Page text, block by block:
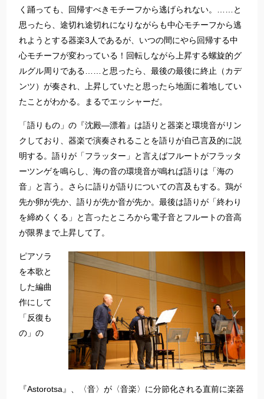
く踊っても、回帰すべきモチーフから逃げられない。……と
思ったら、途切れ途切れになりながらも中心モチーフから逃
れようとする器楽3人であるが、いつの間にやら回帰する中
心モチーフが変わっている！回転しながら上昇する螺旋的グ
ルグル周りである……と思ったら、最後の最後に終止（カデ
ンツ）が奏され、上昇していたと思ったら地面に着地してい
たことがわかる。まるでエッシャーだ。
「語りもの」の『沈殿―漂着』は語りと器楽と環境音がリン
クしており、器楽で演奏されることを語りが自己言及的に説
明する。語りが「フラッター」と言えばフルートがフラッタ
ーツンゲを鳴らし、海の音の環境音が鳴れば語りは「海の
音」と言う。さらに語りが語りについての言及もする。鶏が
先か卵が先か、語りが先か音が先か。最後は語りが「終わり
を締めくくる」と言ったところから電子音とフルートの音高
が限界まで上昇して了。
ピアソラ
を本歌と
した編曲
作にして
「反復も
の」の
『Astorotsa』、〈音〉が〈音楽〉に分節化される直前に楽器